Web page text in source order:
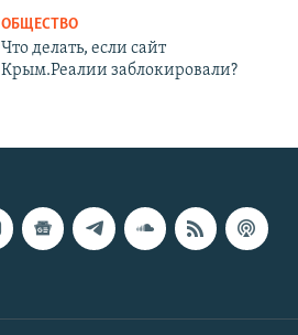
ОБЩЕСТВО
Что делать, если сайт
Крым.Реалии заблокировали?